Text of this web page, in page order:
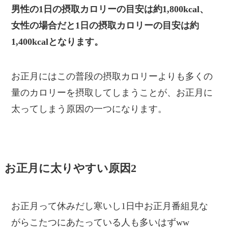
男性の1日の摂取カロリーの目安は約1,800kcal、
女性の場合だと1日の摂取カロリーの目安は約
1,400kcalとなります。
お正月にはこの普段の摂取カロリーよりも多くの
量のカロリーを摂取してしまうことが、お正月に
太ってしまう原因の一つになります。
お正月に太りやすい原因2
お正月って休みだし寒いし1日中お正月番組見な
がらこたつにあたっている人も多いはずww